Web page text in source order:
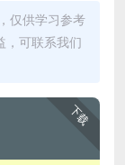
仅供学习参考
，可联系我们
下载